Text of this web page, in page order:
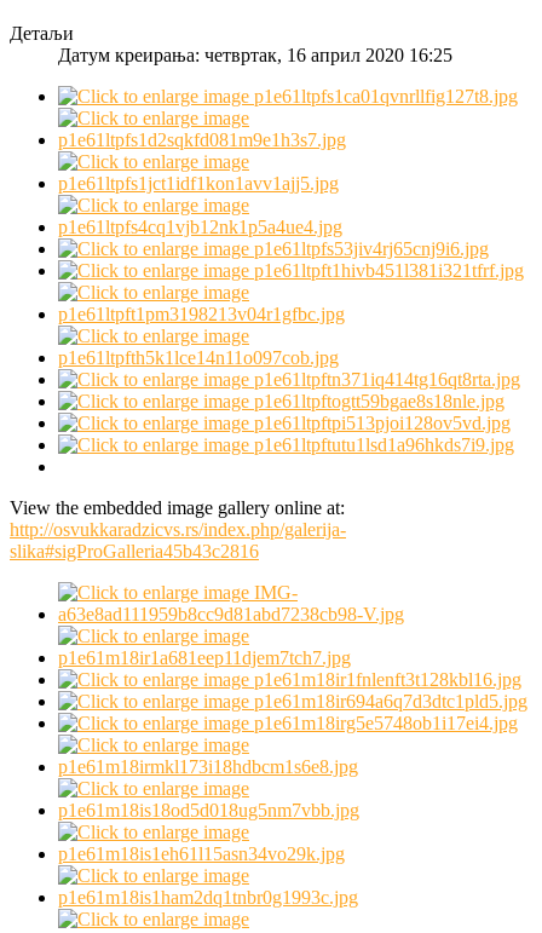
Детаљи
Датум креирања: четвртак, 16 април 2020 16:25
View the embedded image gallery online at:
http://osvukkaradzicvs.rs/index.php/galerija-
slika#sigProGalleria45b43c2816